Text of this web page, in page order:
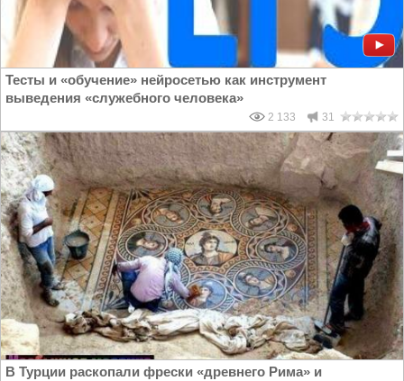
Тесты и «обучение» нейросетью как инструмент
выведения «служебного человека»
2 133 31
В Турции раскопали фрески «древнего Рима» и